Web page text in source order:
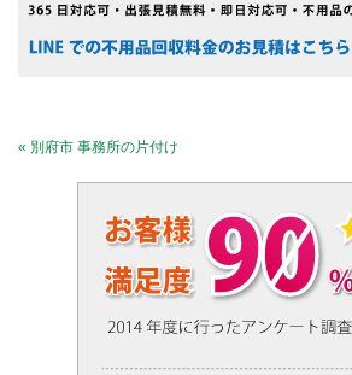
« 別府市 事務所の片付け